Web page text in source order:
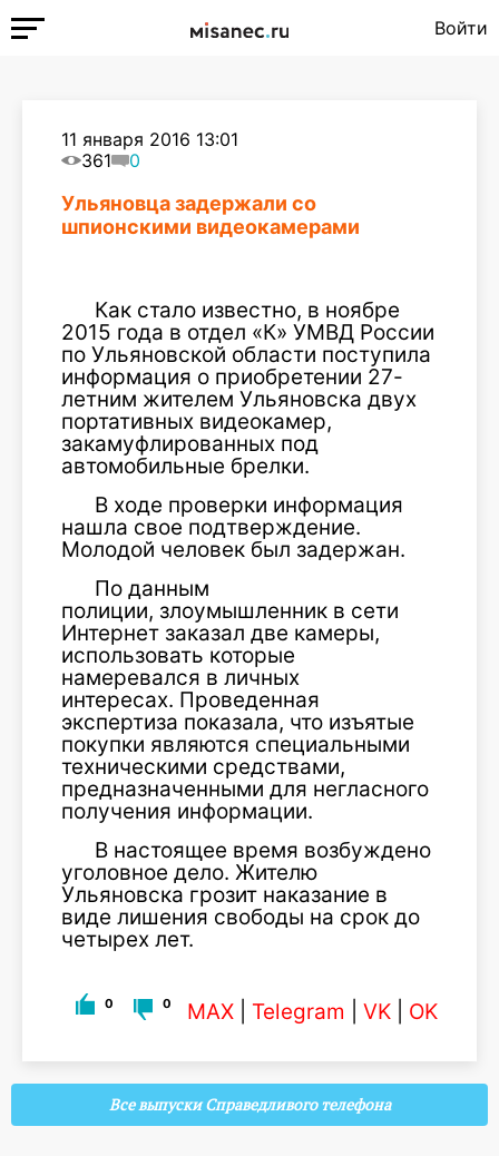
Войти
11 января 2016 13:01
361
0
Ульяновца задержали со
шпионскими видеокамерами
Как стало известно, в ноябре
2015 года в отдел «К» УМВД России
по Ульяновской области поступила
информация о приобретении 27-
летним жителем Ульяновска двух
портативных видеокамер,
закамуфлированных под
автомобильные брелки.
В ходе проверки информация
нашла свое подтверждение.
Молодой человек был задержан.
По данным
полиции, злоумышленник в сети
Интернет заказал две камеры,
использовать которые
намеревался в личных
интересах. Проведенная
экспертиза показала, что изъятые
покупки являются специальными
техническими средствами,
предназначенными для негласного
получения информации.
В настоящее время возбуждено
уголовное дело. Жителю
Ульяновска грозит наказание в
виде лишения свободы на срок до
четырех лет.
0 0 MAX Telegram VK OK
Все выпуски Справедливого телефона